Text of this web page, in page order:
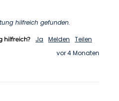
hilfreich gefunden.
hilfreich? Ja Melden
Teilen
vor 4 Monaten